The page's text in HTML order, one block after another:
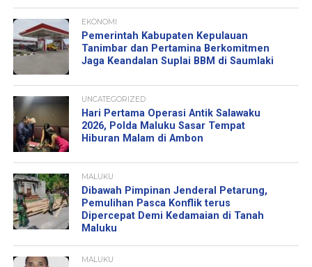
EKONOMI
Pemerintah Kabupaten Kepulauan
Tanimbar dan Pertamina Berkomitmen
Jaga Keandalan Suplai BBM di Saumlaki
UNCATEGORIZED
Hari Pertama Operasi Antik Salawaku
2026, Polda Maluku Sasar Tempat
Hiburan Malam di Ambon
MALUKU
Dibawah Pimpinan Jenderal Petarung,
Pemulihan Pasca Konflik terus
Dipercepat Demi Kedamaian di Tanah
Maluku
MALUKU